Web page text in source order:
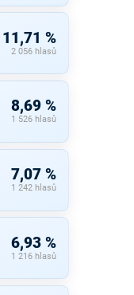
11,71 %
2 056 hlasů
8,69 %
1 526 hlasů
7,07 %
1 242 hlasů
6,93 %
1 216 hlasů